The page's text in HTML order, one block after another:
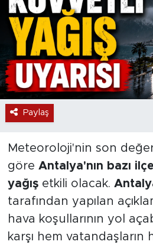
Paylaş
Meteoroloji'nin son
göre Antalya'nın bazı
yağışetkili olacak.
tarafından yapılan
hava koşullarının yol
karşı hem vatandaşların
Turizm